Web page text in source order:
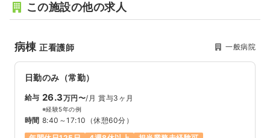
この施設の他の求人
病棟正看護師 一般病院
日勤のみ（常勤）
給与 26.3万円〜/月 賞与3ヶ月
※経験5年の例
時間 8:40～17:10 （休憩60分）